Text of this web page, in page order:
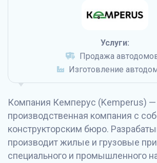
Услуги:
Продажа
Изготовление
Компания Кемперус (Kemperus) —
производственная компания с
конструкторским бюро.
производит жилые и грузовые
специального и промышленного